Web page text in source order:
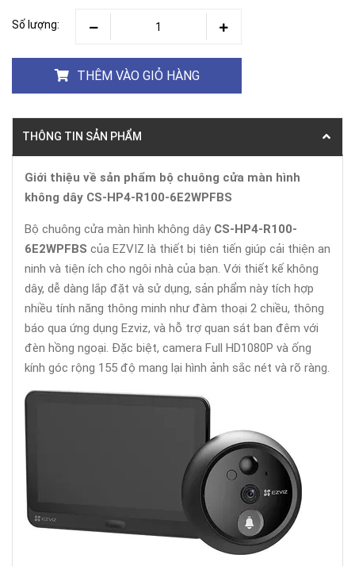
Số lượng:
THÊM VÀO GIỎ HÀNG
THÔNG TIN SẢN PHẨM
Giới thiệu về sản phẩm bộ chuông cửa màn hình
không dây CS-HP4-R100-6E2WPFBS
Bộ chuông cửa màn hình không dây CS-HP4-R100-
6E2WPFBS của EZVIZ là thiết bị tiên tiến giúp cải thiện an
ninh và tiện ích cho ngôi nhà của bạn. Với thiết kế không
dây, dễ dàng lắp đặt và sử dụng, sản phẩm này tích hợp
nhiều tính năng thông minh như đàm thoại 2 chiều, thông
báo qua ứng dụng Ezviz, và hỗ trợ quan sát ban đêm với
đèn hồng ngoại. Đặc biệt, camera Full HD1080P và ống
kính góc rộng 155 độ mang lại hình ảnh sắc nét và rõ ràng.